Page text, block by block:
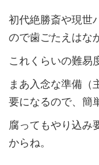
初代絶勝斎や現世
ので歯ごたえはな
これくらいの難易
まあ入念な準備（
要になるので、簡
腐ってもやり込み
からね。